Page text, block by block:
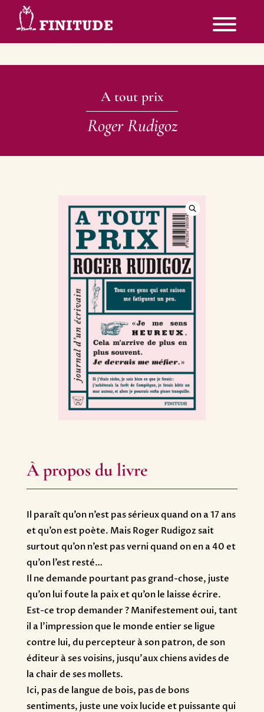
A tout prix
Roger Rudigoz
À propos du livre
Il paraît qu’on n’est pas sérieux quand on a 17 ans
et qu’on est poète. Mais Roger Rudigoz sait
surtout qu’on n’est pas verni quand on en a 40 et
qu’on l’est resté…
Il ne demande pourtant pas grand-chose, juste
qu’on lui foute la paix et qu’on le laisse écrire.
Est-ce trop demander ? Manifestement oui, tant
il a l’impression que le monde entier se ligue
contre lui, du percepteur à son patron, de son
éditeur à ses voisins, jusqu’aux chiens avides de
la chair de ses mollets.
Ici, pas de langue de bois, pas de bons
sentiments, juste une voix lucide et puissante qui